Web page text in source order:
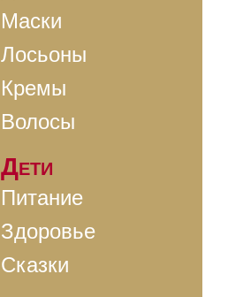
Маски
Лосьоны
Кремы
Волосы
Дети
Питание
Здоровье
Сказки